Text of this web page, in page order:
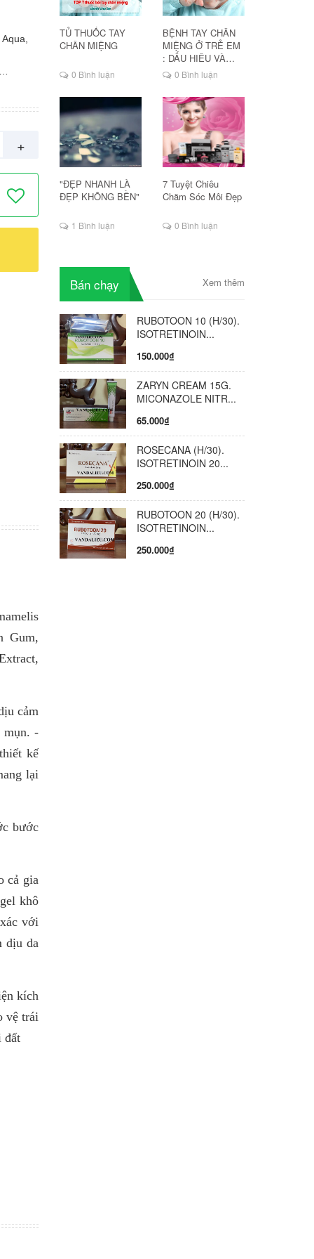
chấm
vi
48h,
kế
quả se
giúp
+
Gum,
cảm
mụn. -
kế
lại
bước
cả gia
khô
với
dịu da
kích
vệ trái
đất
TỦ THUỐC TAY
CHÂN MIỆNG
0 Bình luận
BỆNH TAY CHÂN
MIỆNG Ở TRẺ EM
: DẤU HIỆU VÀ
CÁCH ĐIỀU TRỊ
0 Bình luận
"ĐẸP NHANH LÀ
ĐẸP KHÔNG BỀN"
1 Bình luận
7 Tuyệt Chiêu
Chăm Sóc Môi Đẹp
0 Bình luận
Bán chạy Xem thêm
RUBOTOON 10 (H/30).
ISOTRETINOIN...
150.000₫
ZARYN CREAM 15G.
MICONAZOLE NITR...
65.000₫
ROSECANA (H/30).
ISOTRETINOIN 20...
250.000₫
RUBOTOON 20 (H/30).
ISOTRETINOIN...
250.000₫